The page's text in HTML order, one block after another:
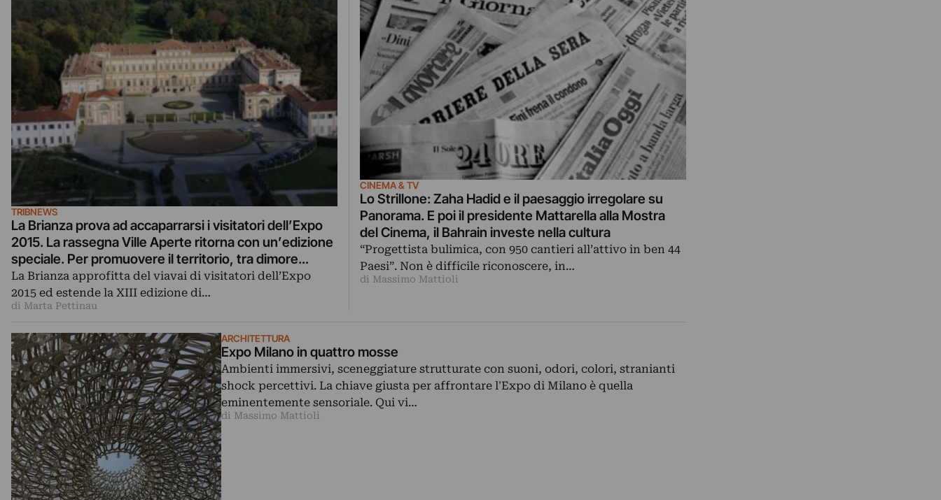
TRIBNEWS
La Brianza prova ad accaparrarsi i visitatori dell’Expo
2015. La rassegna Ville Aperte ritorna con un’edizione
speciale. Per promuovere il territorio, tra dimore
storiche, parchi e castelli
La Brianza approfitta del viavai di visitatori dell’Expo
2015 ed estende la XIII edizione di…
di Marta Pettinau
CINEMA & TV
Lo Strillone: Zaha Hadid e il paesaggio irregolare su
Panorama. E poi il presidente Mattarella alla Mostra
del Cinema, il Bahrain investe nella cultura
“Progettista bulimica, con 950 cantieri all’attivo in ben 44
Paesi”. Non è difficile riconoscere, in…
di Massimo Mattioli
ARCHITETTURA
Expo Milano in quattro mosse
Ambienti immersivi, sceneggiature strutturate con suoni, odori, colori, stranianti
shock percettivi. La chiave giusta per affrontare l'Expo di Milano è quella
eminentemente sensoriale. Qui vi…
di Massimo Mattioli